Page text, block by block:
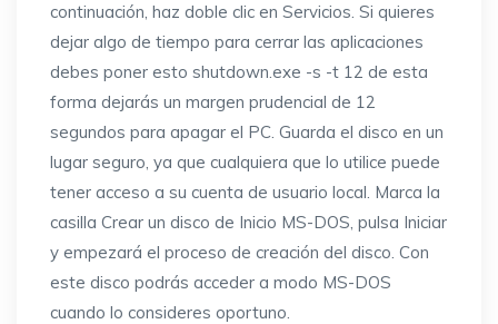
continuación, haz doble clic en Servicios. Si quieres
dejar algo de tiempo para cerrar las aplicaciones
debes poner esto shutdown.exe -s -t 12 de esta
forma dejarás un margen prudencial de 12
segundos para apagar el PC. Guarda el disco en un
lugar seguro, ya que cualquiera que lo utilice puede
tener acceso a su cuenta de usuario local. Marca la
casilla Crear un disco de Inicio MS-DOS, pulsa Iniciar
y empezará el proceso de creación del disco. Con
este disco podrás acceder a modo MS-DOS
cuando lo consideres oportuno.